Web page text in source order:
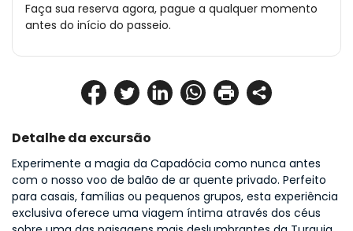
Detalhe da excursão
Experimente a magia da Capadócia como nunca antes
com o nosso voo de balão de ar quente privado. Perfeito
para casais, famílias ou pequenos grupos, esta experiência
exclusiva oferece uma viagem íntima através dos céus
Faça sua reserva agora, pague a qualquer momento
antes do início do passeio.